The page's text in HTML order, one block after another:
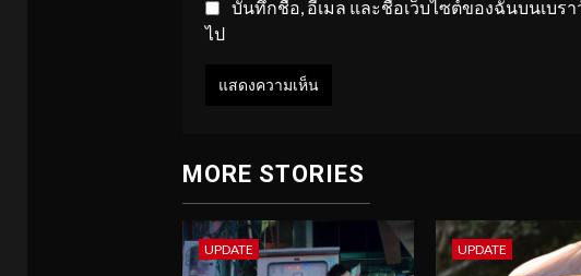
บันทึกชื่อ, อีเมล และชื่อเว็บไซต์ของฉันบนเบร
ไป
MORE STORIES
UPDATE UPDATE